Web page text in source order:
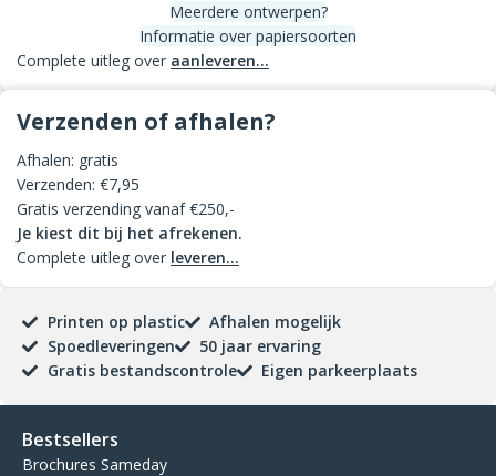
Meerdere ontwerpen?
Informatie over papiersoorten
Complete uitleg over aanleveren...
Verzenden of afhalen?
Afhalen: gratis
Verzenden: €7,95
Gratis verzending vanaf €250,-
Je kiest dit bij het afrekenen.
Complete uitleg over leveren...
Printen op plastic
Afhalen mogelijk
Spoedleveringen
50 jaar ervaring
Gratis bestandscontrole
Eigen parkeerplaats
Bestsellers
Brochures Sameday